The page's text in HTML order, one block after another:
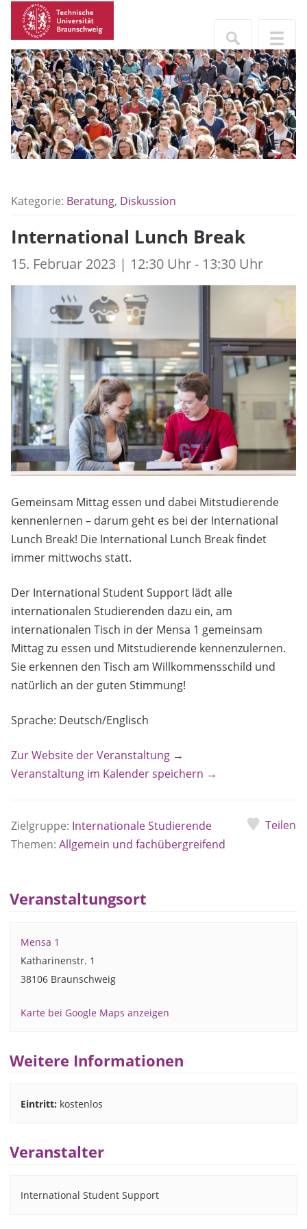
Kategorie: Beratung, Diskussion
International Lunch Break
15. Februar 2023 | 12:30 Uhr - 13:30 Uhr
Gemeinsam Mittag essen und dabei Mitstudierende
kennenlernen – darum geht es bei der International
Lunch Break! Die International Lunch Break findet
immer mittwochs statt.
Der International Student Support lädt alle
internationalen Studierenden dazu ein, am
internationalen Tisch in der Mensa 1 gemeinsam
Mittag zu essen und Mitstudierende kennenzulernen.
Sie erkennen den Tisch am Willkommensschild und
natürlich an der guten Stimmung!
Sprache: Deutsch/Englisch
Zur Website der Veranstaltung →
Veranstaltung im Kalender speichern →
Zielgruppe: Internationale Studierende
Themen: Allgemein und fachübergreifend
Teilen
Veranstaltungsort
Mensa 1
Katharinenstr. 1
38106 Braunschweig
Karte bei Google Maps anzeigen
Weitere Informationen
Eintritt: kostenlos
Veranstalter
International Student Support